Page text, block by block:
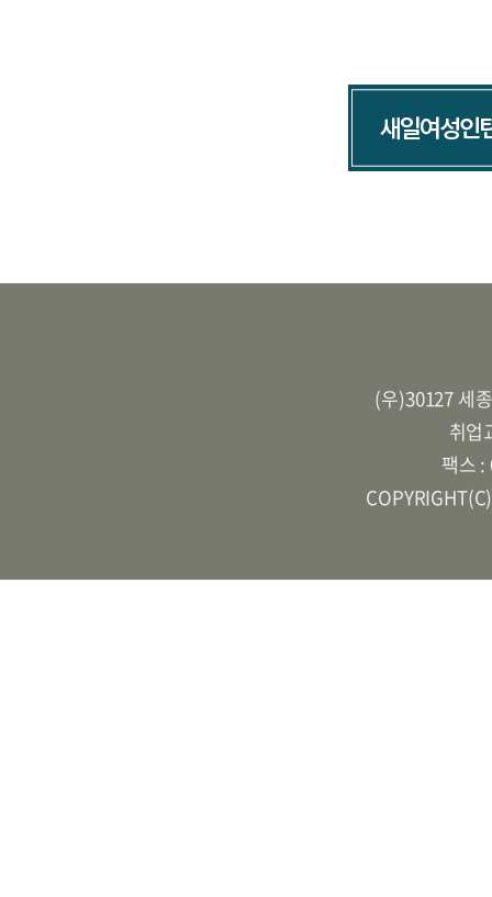
(우)30127 세
취업
팩스